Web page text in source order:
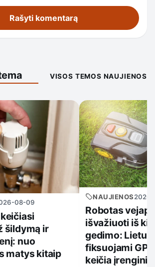
VISOS TEMOS NAUJIENOS
08-09
šildymą ir
nuo
matys kitaip
NAUJIENOS
Robotas
išvažiuoti iš
gedimo:
fiksuojami
keičia